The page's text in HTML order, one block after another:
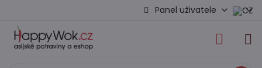
Panel uživatele